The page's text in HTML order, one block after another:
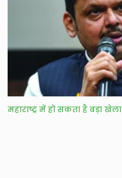
महाराष्ट्र में हो सकता है बड़ा खेला